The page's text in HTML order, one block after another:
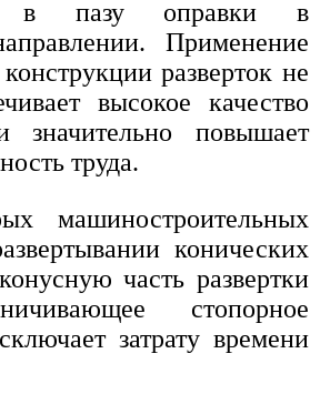
в пазу оправки в
Применение
разверток не
высокое качество
повышает
труда.
машиностроительных
конических
часть развертки
стопорное
затрату времени